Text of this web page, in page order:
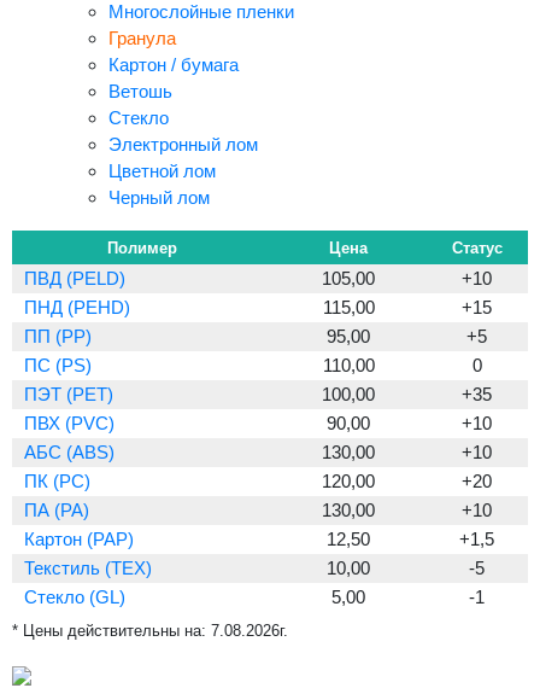
Многослойные пленки
Гранула
Картон / бумага
Ветошь
Стекло
Электронный лом
Цветной лом
Черный лом
Полимер Цена Статус
ПВД (PELD) 105,00
+10
ПНД (PEHD)
115,00
+15
ПП (PP)
95,00
+5
ПС (PS)
110,00
0
ПЭТ (PET)
100,00
+35
ПВХ (PVC)
90,00
+10
АБС (ABS)
130,00
+10
ПК (PC)
120,00
+20
ПА (PA)
130,00
+10
Картон (PAP)
12,50
+1,5
Текстиль (TEX)
10,00
-5
Стекло (GL)
5,00 -1
* Цены действительны на: 7.08.2026г.